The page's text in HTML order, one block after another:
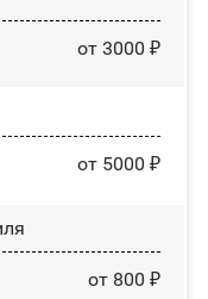
от 3000 ₽
от 5000 ₽
от 800 ₽